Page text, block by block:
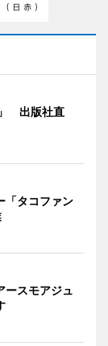
出版社直
「タコファン
ースモアジュ